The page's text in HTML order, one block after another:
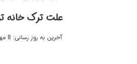
علت ترک خانه
آخرین به روز رسانی: 8 مهر 1404